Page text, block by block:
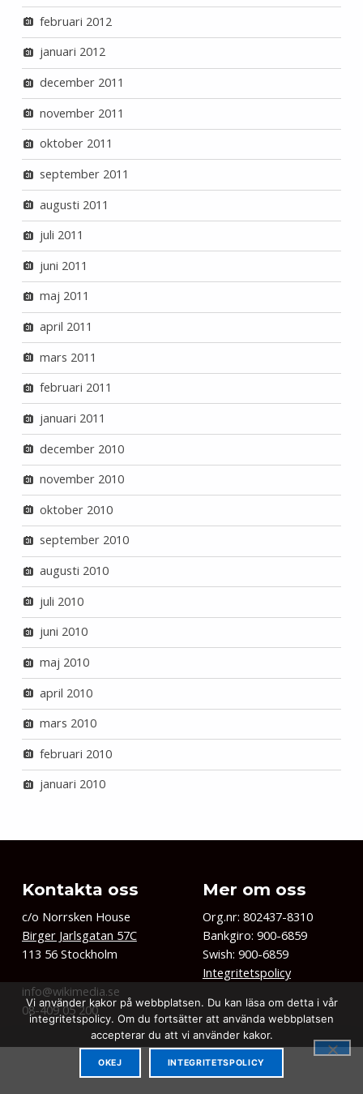
MENU
februari 2012
januari 2012
december 2011
november 2011
oktober 2011
september 2011
augusti 2011
juli 2011
juni 2011
maj 2011
april 2011
mars 2011
februari 2011
januari 2011
december 2010
november 2010
oktober 2010
september 2010
augusti 2010
juli 2010
juni 2010
maj 2010
april 2010
mars 2010
februari 2010
januari 2010
Kontakta oss
c/o Norrsken House
Birger Jarlsgatan 57C
113 56 Stockholm
info@wikimedia.se
08-409 05 200
Mer om oss
Org.nr: 802437-8310
Bankgiro: 900-6859
Swish: 900-6859
Integritetspolicy
Kopiera oss Ge en gåva
Vi använder kakor på webbplatsen. Du kan läsa om detta i vår
integritetspolicy. Om du fortsätter att använda webbplatsen
accepterar du att vi använder kakor.
OKEJ INTEGRITETSPOLICY